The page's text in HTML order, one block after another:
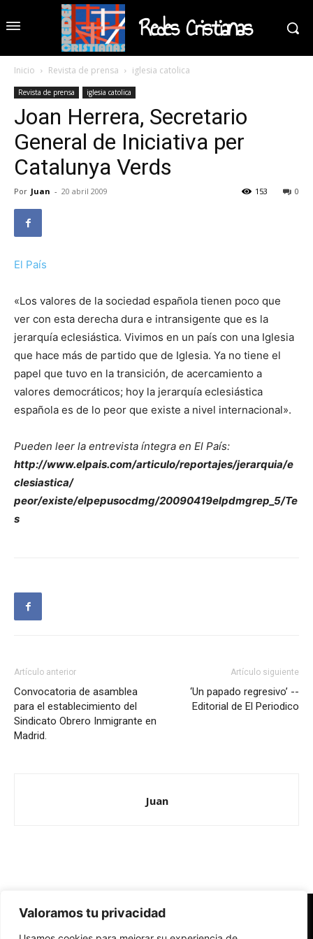
Valoramos tu privacidad
Redes Cristianas
Inicio Revista de prensa iglesia catolica
Revista de prensa iglesia catolica
Joan Herrera, Secretario
General de Iniciativa per
Catalunya Verds
Por Juan - 20 abril 2009 0
153
El País
«Los valores de la sociedad española tienen poco que
ver con esta derecha dura e intransigente que es la
jerarquía eclesiástica. Vivimos en un país con una Iglesia
que hace más de partido que de Iglesia. Ya no tiene el
papel que tuvo en la transición, de acercamiento a
valores democráticos; hoy la jerarquía eclesiástica
española es de lo peor que existe a nivel internacional».
Pueden leer la entrevista íntegra en El País:
http://www.elpais.com/articulo/reportajes/jerarquia/e
clesiastica/
peor/existe/elpepusocdmg/20090419elpdmgrep_5/Te
s
Artículo anterior
Convocatoria de asamblea
para el establecimiento del
Sindicato Obrero Inmigrante en
Madrid.
Artículo siguiente
‘Un papado regresivo’ --
Editorial de El Periodico
Juan
Redes Cristianas